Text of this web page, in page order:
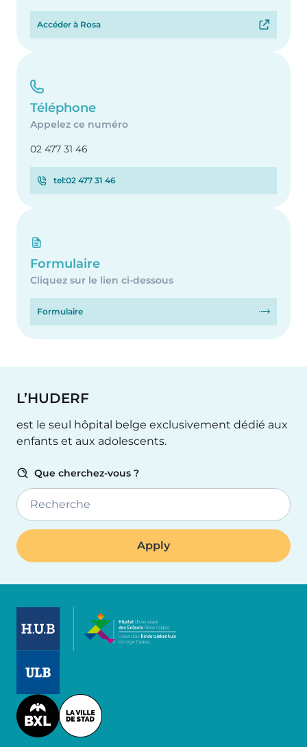
Accéder à Rosa
Téléphone
Appelez ce numéro
02 477 31 46
tel:02 477 31 46
Formulaire
Cliquez sur le lien ci-dessous
Formulaire
L’HUDERF
est le seul hôpital belge exclusivement dédié aux
enfants et aux adolescents.
Que cherchez-vous ?
Recherche
Image